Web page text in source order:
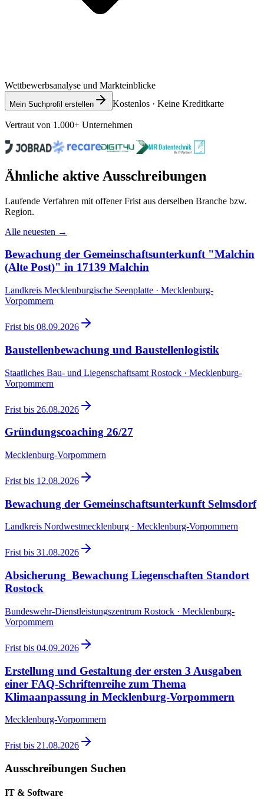
Wettbewerbsanalyse und Markteinblicke
Mein Suchprofil erstellen Kostenlos · Keine Kreditkarte
Vertraut von 1.000+ Unternehmen
Ähnliche aktive Ausschreibungen
Laufende Verfahren mit offener Frist aus derselben Branche bzw.
Region.
Alle neuesten →
Bewachung der Gemeinschaftsunterkunft "Malchin
(Alte Post)" in 17139 Malchin
Landkreis Mecklenburgische Seenplatte · Mecklenburg-
Vorpommern
Frist bis 08.09.2026
Baustellenbewachung und Baustellenlogistik
Staatliches Bau- und Liegenschaftsamt Rostock · Mecklenburg-
Vorpommern
Frist bis 26.08.2026
Gründungscoaching 26/27
Mecklenburg-Vorpommern
Frist bis 12.08.2026
Bewachung der Gemeinschaftsunterkunft Selmsdorf
Landkreis Nordwestmecklenburg · Mecklenburg-Vorpommern
Frist bis 31.08.2026
Absicherung_Bewachung Liegenschaften Standort
Rostock
Bundeswehr-Dienstleistungszentrum Rostock · Mecklenburg-
Vorpommern
Frist bis 04.09.2026
Erstellung und Gestaltung der ersten 3 Ausgaben
einer FAQ-Schriftenreihe zum Thema
Klimaanpassung in Mecklenburg-Vorpommern
Mecklenburg-Vorpommern
Frist bis 21.08.2026
Ausschreibungen Suchen
IT & Software